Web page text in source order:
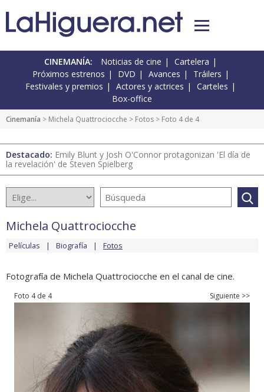
CINEMANÍA: Noticias de cine
Cartelera
Próximos estrenos
DVD Avances
Tráilers
Festivales y premios
Actores y actrices
Carteles
Box-office
Cinemanía > Michela Quattrociocche > Fotos > Foto 4 de 4
Destacado: Emily Blunt y Josh O'Connor protagonizan 'El día de
la revelación' de Steven Spielberg
Michela Quattrociocche
Películas Biografía Fotos
Fotografía de Michela Quattrociocche en el canal de cine.
Foto 4 de 4 Siguiente >>